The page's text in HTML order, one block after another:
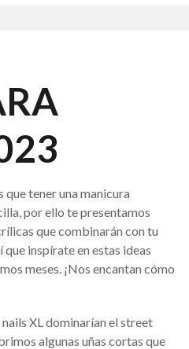
tener una manicura
por ello te presentamos
que combinarán con tu
inspírate en estas ideas
meses. ¡Nos encantan cómo
XL dominarían el street
algunas uñas cortas que